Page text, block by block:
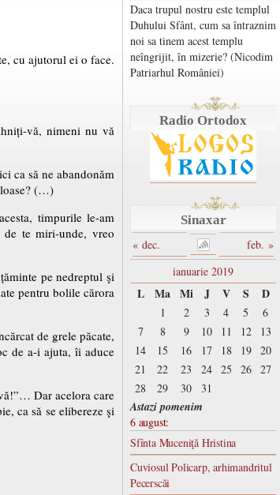
Daca trupul nostru este templul
Duhului Sfânt, cum sa întraznim
noi sa tinem acest templu
neîngrijit, în mizerie? (Nicodim
Patriarhul României)
Radio Ortodox
Sinaxar
« dec.
feb. »
ianuarie 2019
L Ma Mi J V S D
1 2 3 4 5
6
7
8 9 10 11 12
13
14
15 16 17 18 19
20
21
22 23 24 25 26
27
28
29 30 31
Astazi pomenim
6 august:
Sfînta Muceniţă Hristina
Cuviosul Policarp, arhimandritul
Pecerscăi
cu ajutorul ei o face.
vă, nimeni nu vă
ca să ne abandonăm
(…)
timpurile le-am
te miri-unde, vreo
pe nedreptul şi
pentru bolile cărora
de grele păcate,
de a-i ajuta, îi aduce
Dar acelora care
ca să se elibereze şi